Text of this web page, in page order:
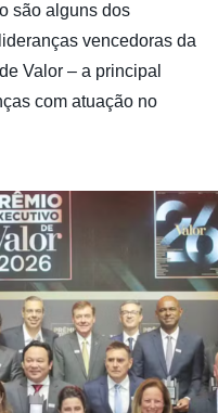
são alguns dos
vencedoras da
Valor – a principal
com atuação no